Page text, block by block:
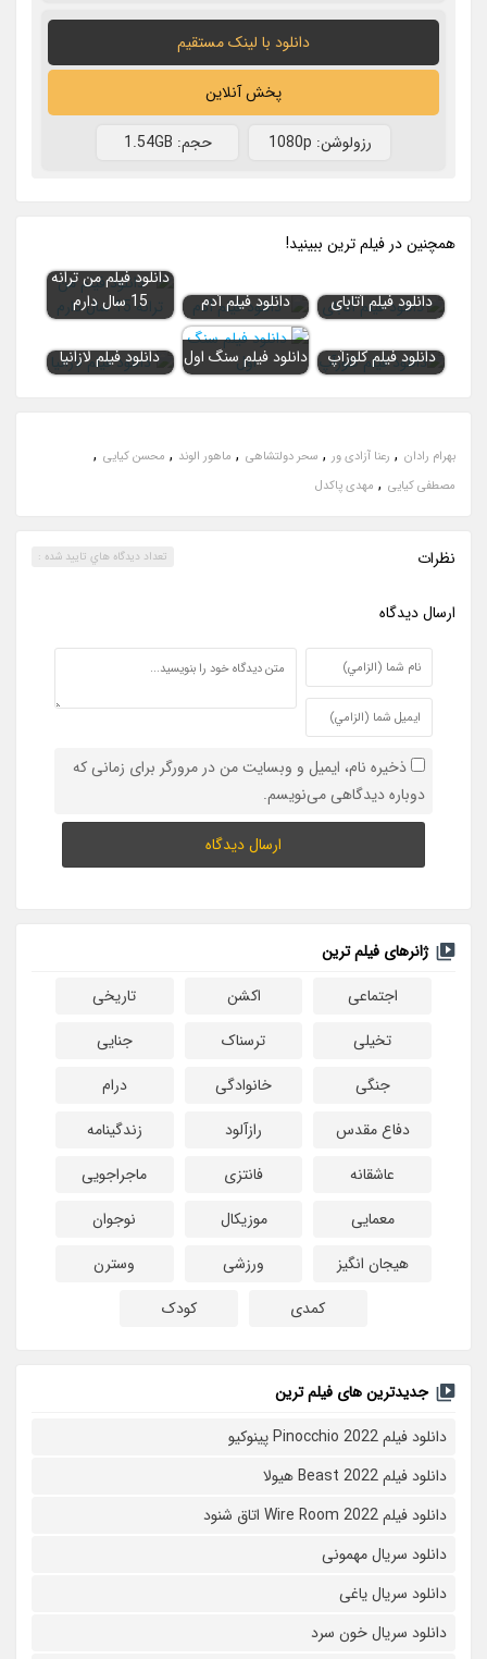
دانلود با لينک مستقيم
پخش آنلاین
رزولوشن: 1080p حجم: 1.54GB
همچنين در فيلم ترين ببينيد!
دانلود فیلم آتابای دانلود فیلم آدم
دانلود فیلم من ترانه
15 سال دارم
دانلود فیلم کلوزآپ دانلود فیلم سنگ اول دانلود فیلم لازانیا
بهرام رادان , رعنا آزادی ور , سحر دولتشاهی , ماهور الوند , محسن کیایی ,
مصطفی کیایی , مهدی پاکدل
نظرات تعداد ديدگاه هاي تاييد شده :
ارسال ديدگاه
ذخیره نام، ایمیل و وبسایت من در مرورگر برای زمانی که
دوباره دیدگاهی می‌نویسم.
ژانرهای فیلم ترین
اجتماعی
اکشن
تاریخی
تخیلی
ترسناک
جنایی
جنگی
خانوادگی
درام
دفاع مقدس
رازآلود
زندگینامه
عاشقانه
فانتزی
ماجراجویی
معمایی
موزیکال
نوجوان
هیجان انگیز
ورزشی
وسترن
کمدی
کودک
جدیدترین های فیلم ترین
دانلود فیلم Pinocchio 2022 پینوکیو
دانلود فیلم Beast 2022 هیولا
دانلود فیلم Wire Room 2022 اتاق شنود
دانلود سریال مهمونی
دانلود سریال یاغی
دانلود سریال خون سرد